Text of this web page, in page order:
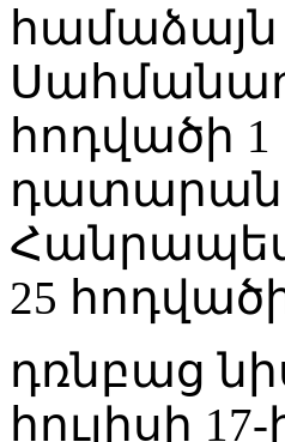
հոդվածի
25
դռնբաց
հուլիսի